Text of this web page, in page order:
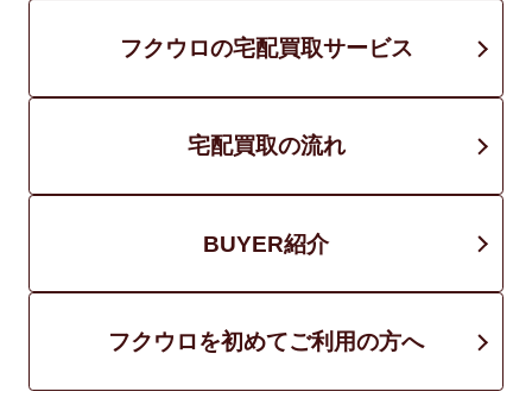
フクウロの宅配買取サービス
宅配買取の流れ
BUYER紹介
フクウロを初めてご利用の方へ